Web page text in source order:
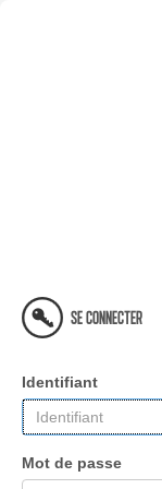
SE CONNECTER
Identifiant
Mot de passe